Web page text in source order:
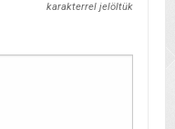
karakterrel jelöltük